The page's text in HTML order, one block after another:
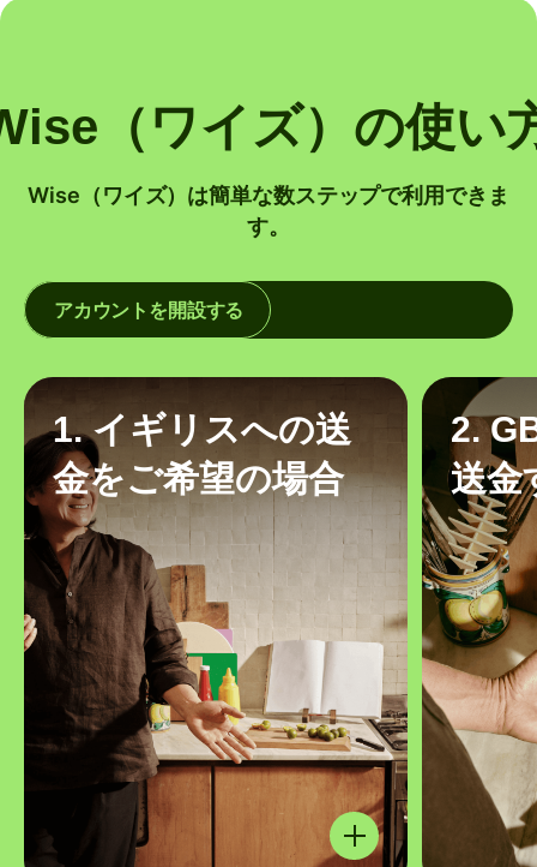
（ワイズ）の使い
Wise（ワイズ）は簡単な数ステップで利用できま
す。
アカウントを開設する
1. イギリスへの送
金をご希望の場合
2.
送金